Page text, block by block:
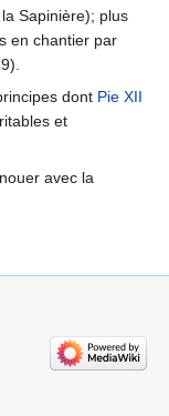
Sapinière); plus
en chantier par
dont Pie XII
et
avec la